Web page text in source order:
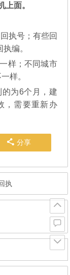
上面。
执号；有些回
编。
样；不同城市
样。
的为6个月，建
，需要重新办
分享
执